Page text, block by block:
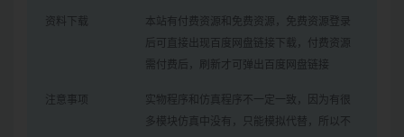
资料下载
本站有付费资源和免费资源，免费资源登录
后可直接出现百度网盘链接下载，付费资源
需付费后，刷新才可弹出百度网盘链接
注意事项
实物程序和仿真程序不一定一致，因为有很
多模块仿真中没有，只能模拟代替，所以不